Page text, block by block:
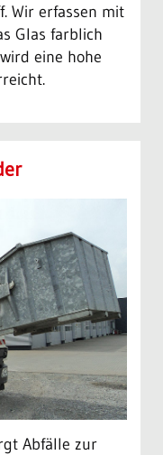
Wir erfassen mit
Glas farblich
eine hohe
Abfälle zur